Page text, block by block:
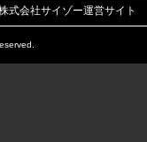
式会社サイゾー運営サイト